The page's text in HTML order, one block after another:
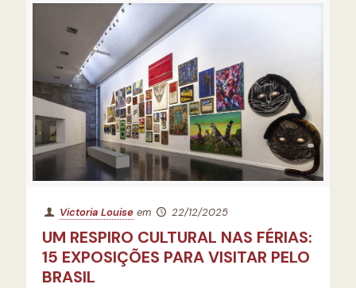
Victoria Louise em 22/12/2025
UM RESPIRO CULTURAL NAS FÉRIAS:
15 EXPOSIÇÕES PARA VISITAR PELO
BRASIL